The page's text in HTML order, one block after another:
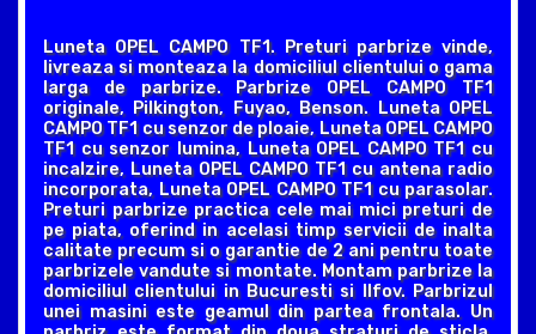
Luneta OPEL CAMPO TF1. Preturi parbrize vinde,
livreaza si monteaza la domiciliul clientului o gama
larga de parbrize. Parbrize OPEL CAMPO TF1
originale, Pilkington, Fuyao, Benson. Luneta OPEL
CAMPO TF1 cu senzor de ploaie, Luneta OPEL CAMPO
TF1 cu senzor lumina, Luneta OPEL CAMPO TF1 cu
incalzire, Luneta OPEL CAMPO TF1 cu antena radio
incorporata, Luneta OPEL CAMPO TF1 cu parasolar.
Preturi parbrize practica cele mai mici preturi de
pe piata, oferind in acelasi timp servicii de inalta
calitate precum si o garantie de 2 ani pentru toate
parbrizele vandute si montate. Montam parbrize la
domiciliul clientului in Bucuresti si Ilfov. Parbrizul
unei masini este geamul din partea frontala. Un